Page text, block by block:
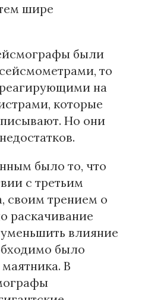
шире
были
то
на
которые
Но они
было то, что
с третьим
своим трением о
раскачивание
влияние
было
В